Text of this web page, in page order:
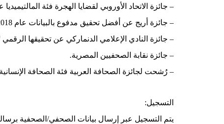
– جائزة الاتحاد الأوروبي لقضايا الهجرة فئة المالتيميديا عام
– جائزة أريج عن أفضل تحقيق مدفوع بالبيانات عام 2018.
– جائزة النادي الإعلامي الدنماركي عن تحقيقها
– جائزة نقابة الصحفيين المصرية.
– رُشحت لجائزة الصحافة العربية فئة الصحافة الإنسانية عام
التسجيل:
يتم التسجيل عبر إرسال بيانات الصحفي/الصحفية